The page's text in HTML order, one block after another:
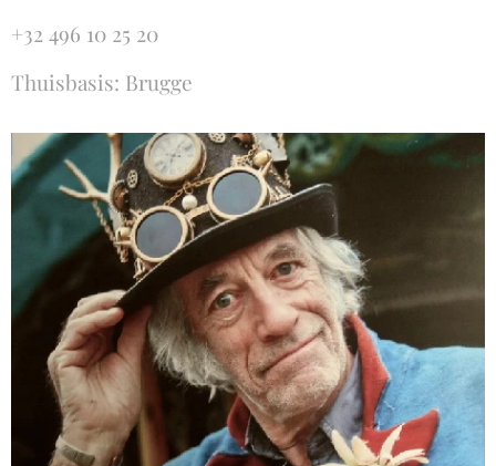
+32 496 10 25 20
Thuisbasis: Brugge